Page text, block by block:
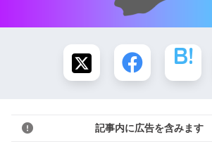
記事内に広告を含みます